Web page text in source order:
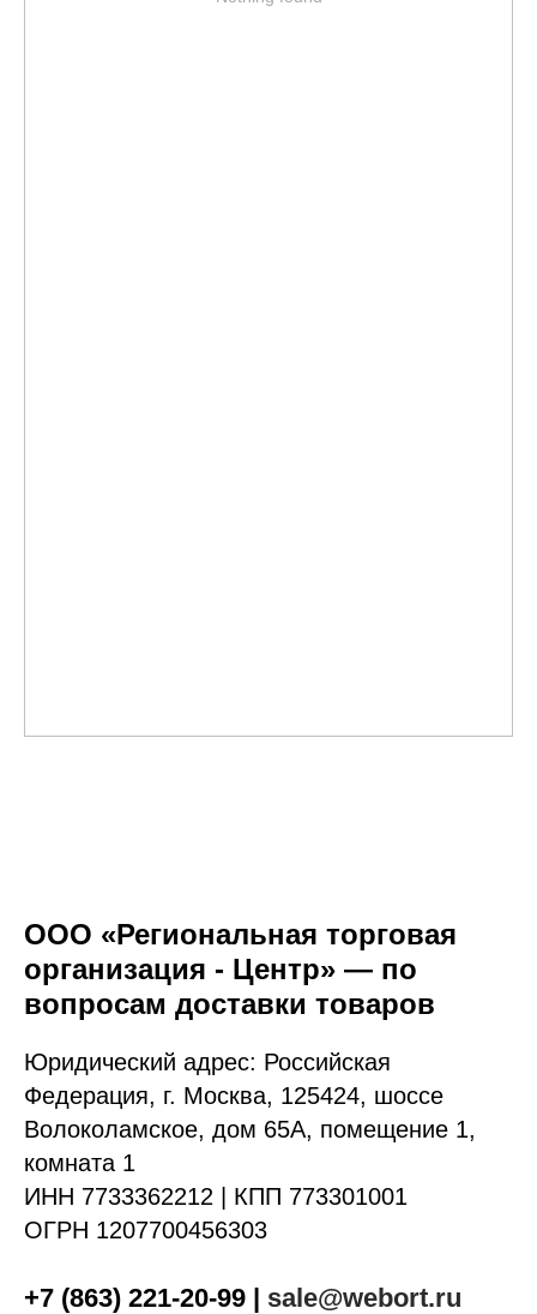
ООО «Региональная торговая
организация - Центр» — по
вопросам доставки товаров
Юридический адрес: Российская
Федерация, г. Москва, 125424, шоссе
Волоколамское, дом 65А, помещение 1,
комната 1
ИНН 7733362212 | КПП 773301001
ОГРН 1207700456303
+7 (863) 221-20-99 | sale@webort.ru